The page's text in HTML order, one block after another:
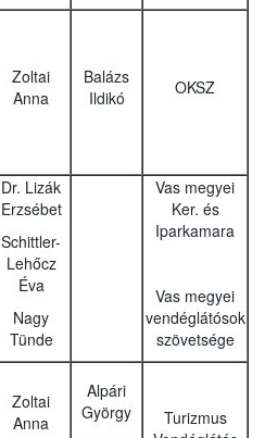
Zoltai
Anna
Balázs
Ildikó
OKSZ
Dr. Lizák
Erzsébet
Schittler-
Lehőcz
Éva
Nagy
Tünde
Vas megyei
Ker. és
Iparkamara
Vas megyei
vendéglátósok
szövetsége
Zoltai
Anna
Alpári
György
Turizmus